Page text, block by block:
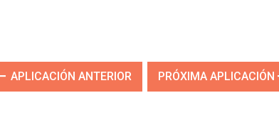
APLICACIÓN ANTERIOR PRÓXIMA APLICACIÓN